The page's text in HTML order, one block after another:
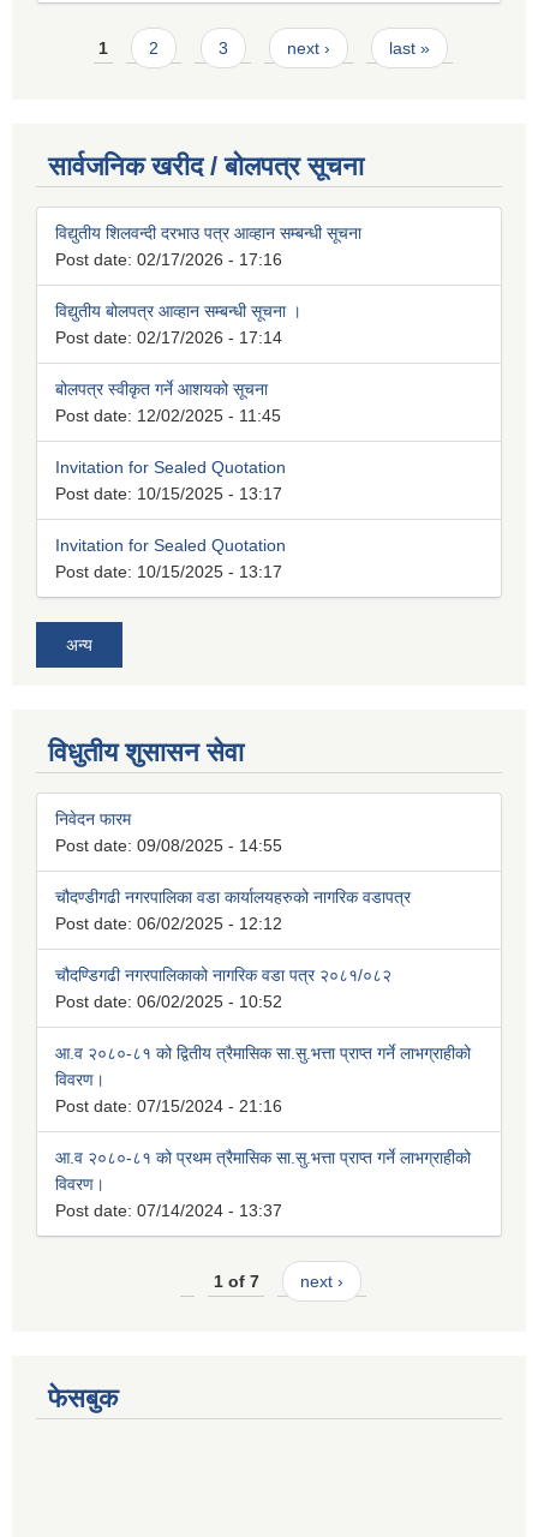
Pages
1 2 3 next › last »
सार्वजनिक खरीद / बोलपत्र सूचना
विद्युतीय शिलवन्दी दरभाउ पत्र आव्हान सम्बन्धी सूचना
Post date: 02/17/2026 - 17:16
विद्युतीय बोलपत्र आव्हान सम्बन्धी सूचना ।
Post date: 02/17/2026 - 17:14
बोलपत्र स्वीकृत गर्ने आशयको सूचना
Post date: 12/02/2025 - 11:45
Invitation for Sealed Quotation
Post date: 10/15/2025 - 13:17
Invitation for Sealed Quotation
Post date: 10/15/2025 - 13:17
अन्य
विधुतीय शुसासन सेवा
निवेदन फारम
Post date: 09/08/2025 - 14:55
चौदण्डीगढी नगरपालिका वडा कार्यालयहरुको नागरिक वडापत्र
Post date: 06/02/2025 - 12:12
चौदण्डिगढी नगरपालिकाको नागरिक वडा पत्र २०८१/०८२
Post date: 06/02/2025 - 10:52
आ.व २०८०-८१ को द्वितीय त्रैमासिक सा.सु.भत्ता प्राप्त गर्ने लाभग्राहीको
विवरण।
Post date: 07/15/2024 - 21:16
आ.व २०८०-८१ को प्रथम त्रैमासिक सा.सु.भत्ता प्राप्त गर्ने लाभग्राहीको
विवरण।
Post date: 07/14/2024 - 13:37
1 of 7 next ›
फेसबुक